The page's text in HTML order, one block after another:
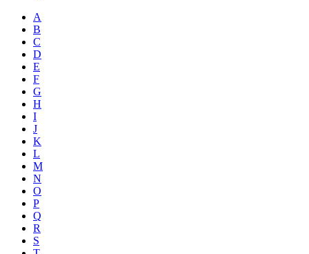
A
B
C
D
E
F
G
H
I
J
K
L
M
N
O
P
Q
R
S